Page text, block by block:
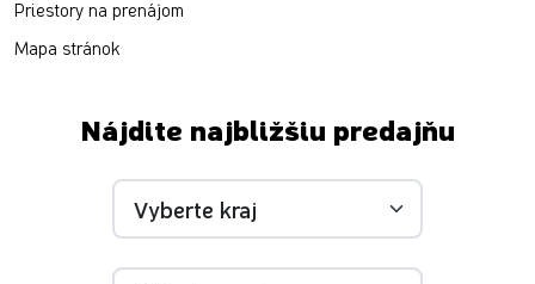
Priestory na prenájom
Mapa stránok
Nájdite najbližšiu predajňu